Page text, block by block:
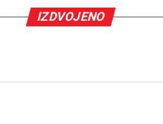
IZDVOJENO